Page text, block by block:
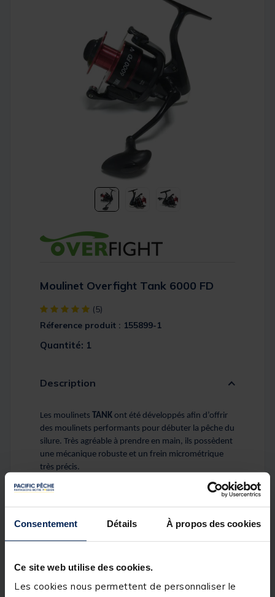
Consentement Détails À propos des cookies
Ce site web utilise des cookies.
Les cookies nous permettent de personnaliser le
Moulinet Overfight Tank 6000 FD
[object Object] out of 5 Customer Rating
(5)
Réference produit : 155899-1
Quantité: 1
Description
Les moulinets TANK ont été développés afin d’offrir
des moulinets performants pour débuter la pêche du
silure. Très agréable à prendre en main, ils possèdent
une mécanique robuste et un frein micrométrique
très précis.
La version 6000 est idéale pour la pêche en verticale